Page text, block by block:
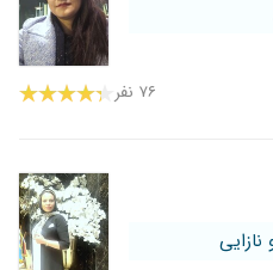
۷۶ نفر